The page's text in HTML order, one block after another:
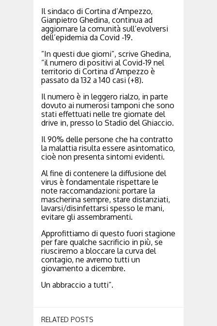
Il sindaco di Cortina d’Ampezzo,
Gianpietro Ghedina, continua ad
aggiornare la comunità sull’evolversi
dell’epidemia da Covid -19.
”In questi due giorni”, scrive Ghedina,
“il numero di positivi al Covid-19 nel
territorio di Cortina d’Ampezzo è
passato da 132 a 140 casi (+8).
Il numero è in leggero rialzo, in parte
dovuto ai numerosi tamponi che sono
stati effettuati nelle tre giornate del
drive in, presso lo Stadio del Ghiaccio.
Il 90% delle persone che ha contratto
la malattia risulta essere asintomatico,
cioè non presenta sintomi evidenti.
Al fine di contenere la diffusione del
virus è fondamentale rispettare le
note raccomandazioni: portare la
mascherina sempre, stare distanziati,
lavarsi/disinfettarsi spesso le mani,
evitare gli assembramenti.
Approfittiamo di questo fuori stagione
per fare qualche sacrificio in più, se
riusciremo a bloccare la curva del
contagio, ne avremo tutti un
giovamento a dicembre.
Un abbraccio a tutti”.
RELATED POSTS